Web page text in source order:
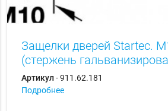
Защелки дверей Startec.
(стержень
Артикул- 911.62.181
Подробнее